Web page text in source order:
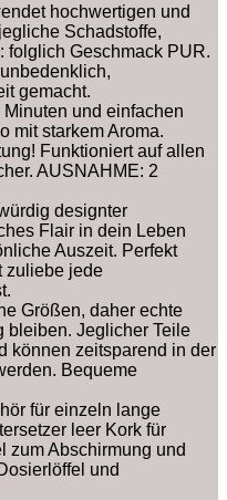
hochwertigen und
Schadstoffe,
folglich Geschmack PUR.
gemacht.
und einfachen
mit starkem Aroma.
Funktioniert auf allen
AUSNAHME: 2
designter
Flair in dein Leben
Auszeit. Perfekt
zuliebe jede
Größen, daher echte
bleiben. Jeglicher Teile
können zeitsparend in der
Bequeme
für einzeln lange
leer Kork für
zum Abschirmung und
und